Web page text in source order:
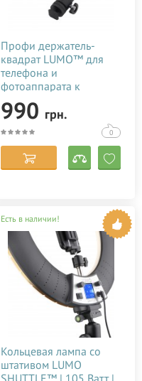
Профи держатель-
квадрат LUMO™ для
телефона и
фотоаппарата к
кольцевой
светодиодной лампе со
штативом купить в
990 грн.
0
Есть в наличии!
Кольцевая лампа со
штативом LUMO